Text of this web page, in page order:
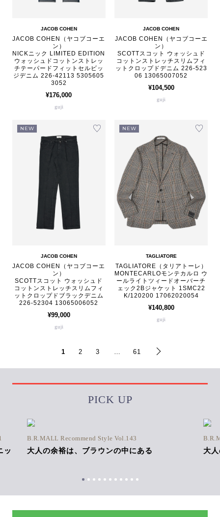
JACOB COHEN
JACOB COHEN（ヤコブコーエ
ン）
NICKニック LIMITED EDITION
ウォッシュドコットンストレッ
チテーパードフィットセルビッ
ジデニム 226-42113 5305605
3052
¥176,000
guji
JACOB COHEN
JACOB COHEN（ヤコブコーエ
ン）
SCOTTスコット ウォッシュド
コットンストレッチスリムフィ
ットクロップドデニム 226-523
06 13065007052
¥104,500
guji
NEW
JACOB COHEN
JACOB COHEN（ヤコブコーエ
ン）
SCOTTスコット ウォッシュド
コットンストレッチスリムフィ
ットクロップドブラックデニム
226-52304 13065006052
¥99,000
guji
NEW
TAGLIATORE
TAGLIATORE（タリアトーレ）
MONTECARLOモンテカルロ ウ
ールライトツィードオーバーチ
ェック2Bジャケット 1SMC22
K/120200 17062020054
¥140,800
guji
1 2 3 61
PICK UP
ッ
B.R.MALL Recommend Style Vol.143
大人の余裕は、ブラウンの中にある 大